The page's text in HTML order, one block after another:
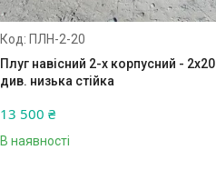
ПЛН-2-20
Плуг навісний 2-х корпусний - 2х20
див. низька стійка
13 500 ₴
В наявності